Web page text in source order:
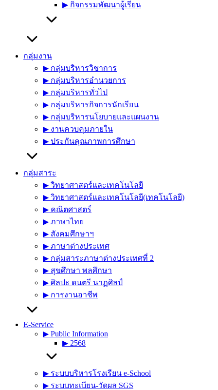
▶︎ กิจกรรมพัฒนาผู้เรียน
กลุ่มงาน
▶︎ กลุ่มบริหารวิชาการ
▶︎ กลุ่มบริหารอำนวยการ
▶︎ กลุ่มบริหารทั่วไป
▶︎ กลุ่มบริหารกิจการนักเรียน
▶︎ กลุ่มบริหารนโยบายและแผนงาน
▶︎ งานควบคุมภายใน
▶︎ ประกันคุณภาพการศึกษา
กลุ่มสาระ
▶︎ วิทยาศาสตร์และเทคโนโลยี
▶︎ วิทยาศาสตร์และเทคโนโลยี(เทคโนโลยี)
▶︎ คณิตศาสตร์
▶︎ ภาษาไทย
▶︎ สังคมศึกษาฯ
▶︎ ภาษาต่างประเทศ
▶︎ กลุ่มสาระภาษาต่างประเทศที่ 2
▶︎ สุขศึกษา พลศึกษา
▶︎ ศิลปะ ดนตรี นาฏศิลป์
▶︎ การงานอาชีพ
E-Service
▶︎ Public Information
▶︎ 2568
▶︎ ระบบบริหารโรงเรียน e-School
▶︎ ระบบทะเบียน-วัดผล SGS